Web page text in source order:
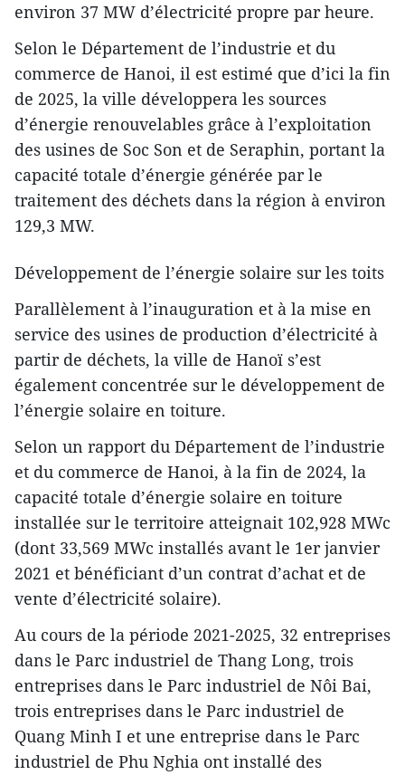
environ 37 MW d’électricité propre par heure.
Selon le Département de l’industrie et du
commerce de Hanoi, il est estimé que d’ici la fin
de 2025, la ville développera les sources
d’énergie renouvelables grâce à l’exploitation
des usines de Soc Son et de Seraphin, portant la
capacité totale d’énergie générée par le
traitement des déchets dans la région à environ
129,3 MW.
Développement de l’énergie solaire sur les toits
Parallèlement à l’inauguration et à la mise en
service des usines de production d’électricité à
partir de déchets, la ville de Hanoï s’est
également concentrée sur le développement de
l’énergie solaire en toiture.
Selon un rapport du Département de l’industrie
et du commerce de Hanoi, à la fin de 2024, la
capacité totale d’énergie solaire en toiture
installée sur le territoire atteignait 102,928 MWc
(dont 33,569 MWc installés avant le 1er janvier
2021 et bénéficiant d’un contrat d’achat et de
vente d’électricité solaire).
Au cours de la période 2021-2025, 32 entreprises
dans le Parc industriel de Thang Long, trois
entreprises dans le Parc industriel de Nôi Bai,
trois entreprises dans le Parc industriel de
Quang Minh I et une entreprise dans le Parc
industriel de Phu Nghia ont installé des